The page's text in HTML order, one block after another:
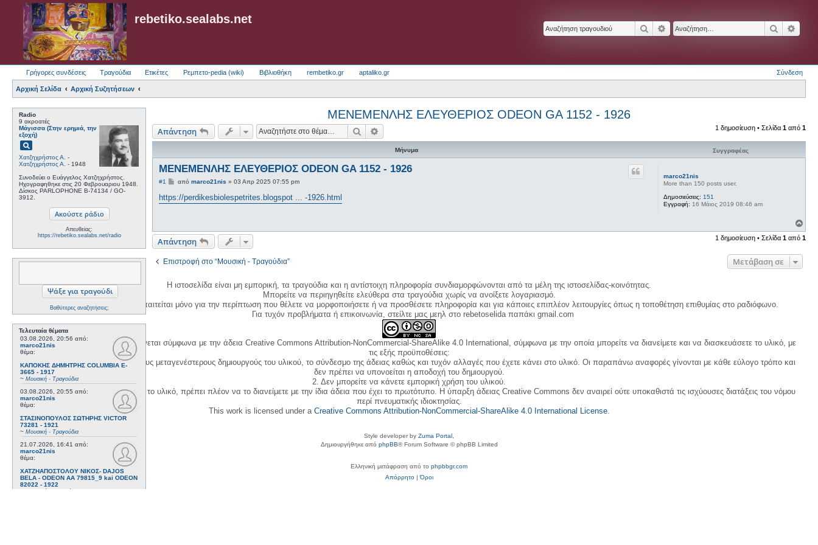
rebetiko.sealabs.net
ΑναζήτησηΕιδική αναζήτηση
Γρήγορες συνδέσεις Τραγούδια Ετικέτες Ρεμπετο-pedia (wiki) Βιβλιοθήκη rembetiko.gr aptaliko.gr Σύνδεση
Αρχική Σελίδα Αρχική Συζητήσεων
Radio
9 ακροατές
Μάγισσα (Στην ερημιά, την
εξοχή)
pageview
Χατζηχρήστος Α.
-
Χατζηχρήστος Α.
- 1948
Συνοδεύει ο Ευάγγελος Χατζηχρήστος.
Ηχογραφηθηκε στις 20 Φεβρουαριου 1948.
Δίσκος PARLOPHONE B-74134 / GO-
3912.
Απευθείας:
https://rebetiko.sealabs.net/radio
Βαθύτερες αναζητήσεις;
Τελευταία θέματα
03.08.2026, 20:56 από:
marco21nis
θέμα:
ΚΑΠΟΚΗΣ ΔΗΜΗΤΡΗΣ COLUMBIA E-
3665 - 1917
~ Μουσική - Τραγούδια
03.08.2026, 20:55 από:
marco21nis
θέμα:
ΣΤΑΣΙΝΟΠΟΥΛΟΣ ΣΩΤΗΡΗΣ VICTOR
73281 - 1921
~ Μουσική - Τραγούδια
21.07.2026, 16:41 από:
marco21nis
θέμα:
ΧΑΤΖΗΑΠΟΣΤΟΛΟΥ ΝΙΚΟΣ- DAJOS
BELA - ODEON AA 79815_9 kai ODEON
82022 - 1922
ΜΕΝΕΜΕΝΛΗΣ ΕΛΕΥΘΕΡΙΟΣ ODEON GA 1152 - 1926
Απάντηση Αναζήτηση 1 δημοσίευση • Σελίδα 1 από 1
Μήνυμα Συγγραφέας
marco21nis
More than 150 posts user.
Δημοσιεύσεις: 151
Εγγραφή: 16 Μάιος 2019 08:46 am
ΜΕΝΕΜΕΝΛΗΣ ΕΛΕΥΘΕΡΙΟΣ ODEON GA 1152 - 1926
#1
Δ
μ
ο
υ
σ
η
από marco21nis » 03 Απρ 2025 07:55 pm
https://perdikesbiolespetrites.blogspot ... -1926.html
ο
ρ
Απάντηση 1 δημοσίευση • Σελίδα 1 από 1
Επιστροφή στο “Μουσική - Τραγούδια” Μετάβαση σε
Η ιστοσελίδα είναι μη εμπορική, τα τραγούδια και η αντίστοιχη πληροφορία συνδιαμορφώνονται από τα μέλη της ιστοσελίδας-κοινότητας.
Μπορείτε να περιηγηθείτε ελεύθερα στα τραγούδια χωρίς να ανοίξετε λογαριασμό.
Η δημιουργία λογαριασμού απαιτείται μόνο για την περίπτωση που θέλετε να μορφοποιήσετε ή να προσθέσετε πληροφορία και για κάποιες επιπλέον λειτουργίες όπως η τοποθέτηση επιθυμίας στο ραδιόφωνο.
Για τυχόν προβλήματα ή επικοινωνία, στείλτε μας μεηλ στο rebetoselida παπάκι gmail.com
Η χρήση του υλικού της σελίδας γίνεται σύμφωνα με την άδεια Creative Commons Attribution-NonCommercial-ShareAlike 4.0 International, σύμφωνα με την οποία μπορείτε να διανείμετε και να διασκευάσετε το υλικό, με
τις εξής προϋποθέσεις:
1. Να αναφέρετε τον αρχικό και τους μεταγενέστερους δημιουργούς του υλικού, το σύνδεσμο της άδειας καθώς και τυχόν αλλαγές που έχετε κάνει στο υλικό. Οι παραπάνω αναφορές γίνονται με κάθε εύλογο τρόπο και
δεν πρέπει να υπονοείται η αποδοχή του δημιουργού.
2. Δεν μπορείτε να κάνετε εμπορική χρήση του υλικού.
3. Αν διασκευάσετε με κάθε τρόπο το υλικό, πρέπει πλέον να το διανείμετε με την ίδια άδεια που έχει το πρωτότυπο. Η ύπαρξη άδειας Creative Commons δεν αναιρεί ούτε υποκαθιστά τις ισχύουσες διατάξεις του νόμου
περί πνευματικής ιδιοκτησίας.
This work is licensed under a Creative Commons Attribution-NonCommercial-ShareAlike 4.0 International License.
Style developer by Zuma Portal
Δημιουργήθηκε από phpBB® Forum Software © phpBB Limited
Ελληνική μετάφραση από το phpbbgr.com
Απόρρητο|Όροι